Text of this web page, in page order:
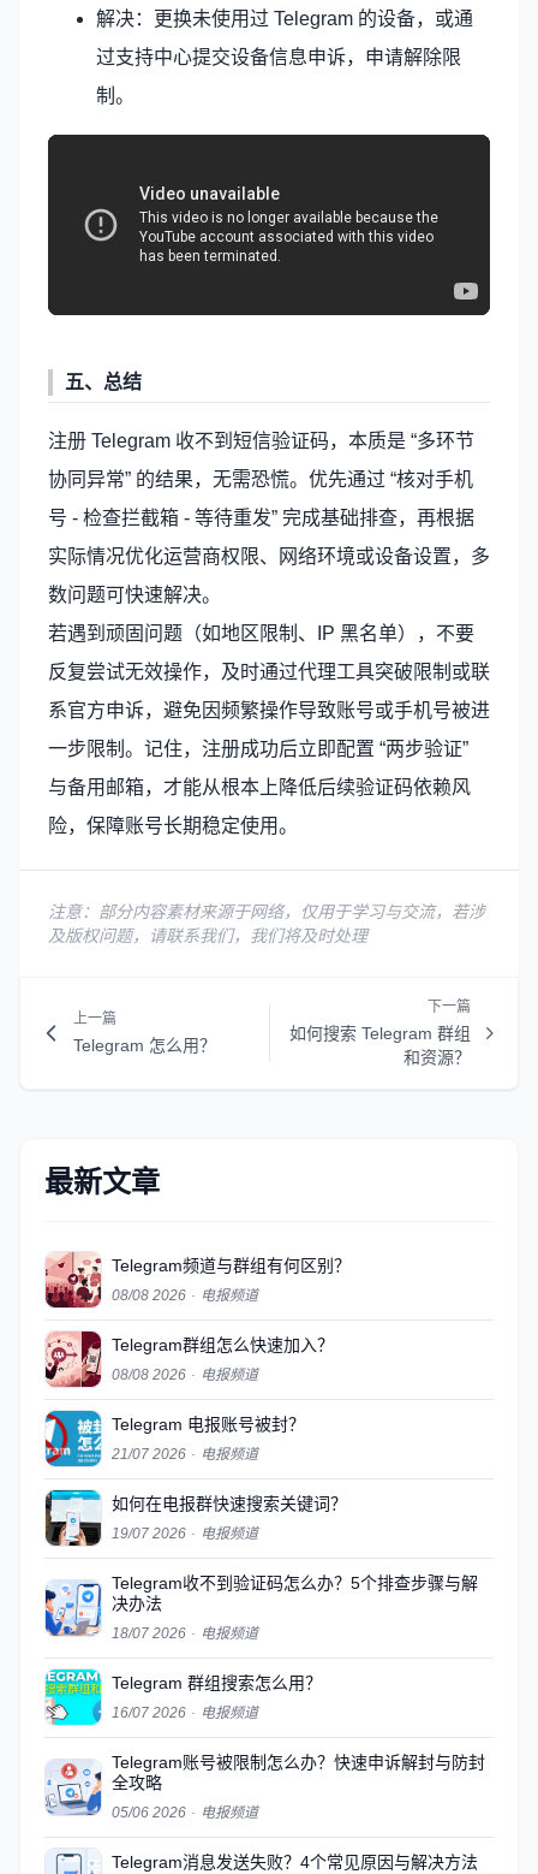
解决：更换未使用过 Telegram 的设备，或通
过支持中心提交设备信息申诉，申请解除限
制。
五、总结
注册 Telegram 收不到短信验证码，本质是 “多环节
协同异常” 的结果，无需恐慌。优先通过 “核对手机
号 - 检查拦截箱 - 等待重发” 完成基础排查，再根据
实际情况优化运营商权限、网络环境或设备设置，多
数问题可快速解决。
若遇到顽固问题（如地区限制、IP 黑名单），不要
反复尝试无效操作，及时通过代理工具突破限制或联
系官方申诉，避免因频繁操作导致账号或手机号被进
一步限制。记住，注册成功后立即配置 “两步验证”
与备用邮箱，才能从根本上降低后续验证码依赖风
险，保障账号长期稳定使用。
注意：部分内容素材来源于网络，仅用于学习与交流，若涉
及版权问题，请联系我们，我们将及时处理
上一篇
Telegram 怎么用？
下一篇
如何搜索 Telegram 群组
和资源？
最新文章
Telegram频道与群组有何区别？
08/08 2026 · 电报频道
Telegram群组怎么快速加入？
08/08 2026 · 电报频道
Telegram 电报账号被封？
21/07 2026 · 电报频道
如何在电报群快速搜索关键词？
19/07 2026 · 电报频道
Telegram收不到验证码怎么办？5个排查步骤与解
决办法
18/07 2026 · 电报频道
Telegram 群组搜索怎么用？
16/07 2026 · 电报频道
Telegram账号被限制怎么办？快速申诉解封与防封
全攻略
05/06 2026 · 电报频道
Telegram消息发送失败？4个常见原因与解决方法